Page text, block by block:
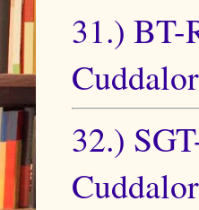
31.)
32.)